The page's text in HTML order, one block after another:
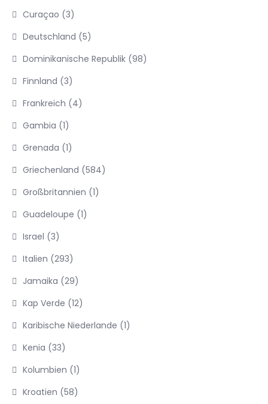
Curaçao (3)
Deutschland (5)
Dominikanische Republik (98)
Finnland (3)
Frankreich (4)
Gambia (1)
Grenada (1)
Griechenland (584)
Großbritannien (1)
Guadeloupe (1)
Israel (3)
Italien (293)
Jamaika (29)
Kap Verde (12)
Karibische Niederlande (1)
Kenia (33)
Kolumbien (1)
Kroatien (58)